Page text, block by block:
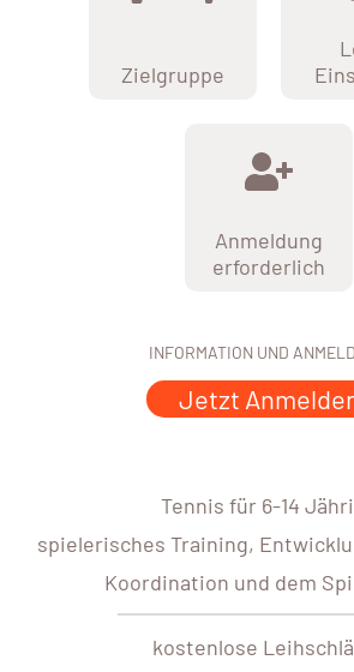
Zielgruppe
Anmeldung
erforderlich
INFORMATION UND
Jetzt
Tennis für 6-14
spielerisches Training,
Koordination und dem
kostenlose